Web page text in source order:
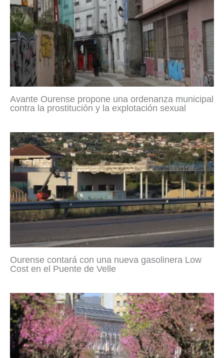
Avante Ourense propone una ordenanza municipal
contra la prostitución y la explotación sexual
Ourense contará con una nueva gasolinera Low
Cost en el Puente de Velle